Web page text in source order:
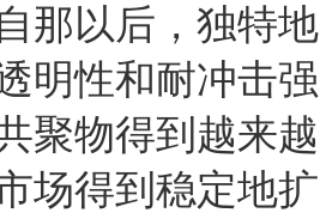
那以后，独特地
明性和耐冲击强
聚物得到越来越
场得到稳定地扩